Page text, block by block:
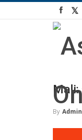
Mali:
By